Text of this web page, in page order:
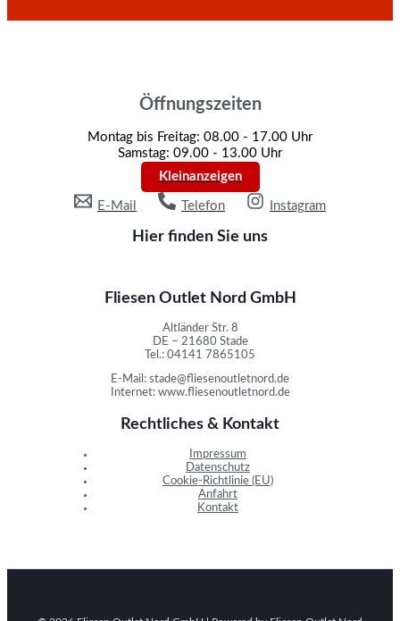
Öffnungszeiten
Montag bis Freitag: 08.00 - 17.00 Uhr
Samstag: 09.00 - 13.00 Uhr
Kleinanzeigen
E-Mail Telefon Instagram
Hier finden Sie uns
Fliesen Outlet Nord GmbH
Altländer Str. 8
DE – 21680 Stade
Tel.: 04141 7865105
E-Mail: stade@fliesenoutletnord.de
Internet: www.fliesenoutletnord.de
Rechtliches & Kontakt
Impressum
Datenschutz
Cookie-Richtlinie (EU)
Anfahrt
Kontakt